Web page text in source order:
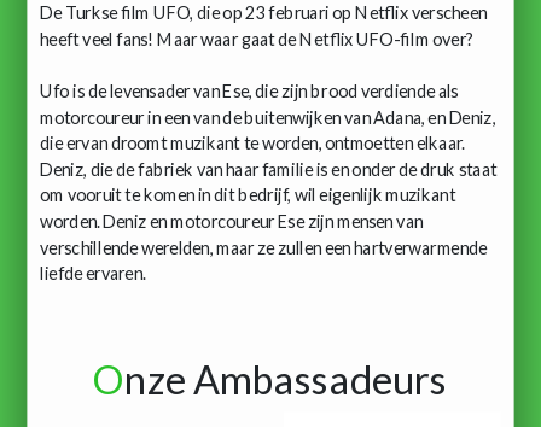
De Turkse film UFO, die op 23 februari op Netflix verscheen
heeft veel fans! Maar waar gaat de Netflix UFO-film over?
Ufo is de levensader van Ese, die zijn brood verdiende als
motorcoureur in een van de buitenwijken van Adana, en Deniz,
die ervan droomt muzikant te worden, ontmoetten elkaar.
Deniz, die de fabriek van haar familie is en onder de druk staat
om vooruit te komen in dit bedrijf, wil eigenlijk muzikant
worden. Deniz en motorcoureur Ese zijn mensen van
verschillende werelden, maar ze zullen een hartverwarmende
liefde ervaren.
Onze Ambassadeurs